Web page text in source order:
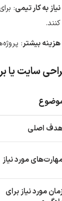
نیاز به کار تیمی:
کنند.
هزینه بیشتر:
سایت یا
اصلی
مورد نیاز
مورد نیاز برای